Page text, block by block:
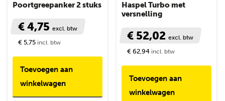
Poortgreepanker 2 stuks
€ 4,75 excl. btw
€ 5,75 incl. btw
Toevoegen aan
winkelwagen
Haspel Turbo met
versnelling
€ 52,02excl. btw
€ 62,94 incl. btw
Toevoegen aan
winkelwagen